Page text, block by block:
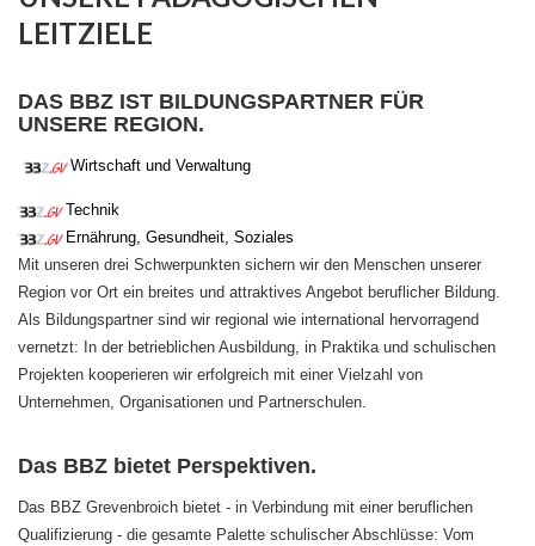
LEITZIELE
DAS BBZ IST BILDUNGSPARTNER FÜR
UNSERE REGION.
Wirtschaft und Verwaltung
Technik
Ernährung, Gesundheit, Soziales
Mit unseren drei Schwerpunkten sichern wir den Menschen unserer
Region vor Ort ein breites und attraktives Angebot beruflicher Bildung.
Als Bildungspartner sind wir regional wie international hervorragend
vernetzt: In der betrieblichen Ausbildung, in Praktika und schulischen
Projekten kooperieren wir erfolgreich mit einer Vielzahl von
Unternehmen, Organisationen und Partnerschulen.
Das BBZ bietet Perspektiven.
Das BBZ Grevenbroich bietet - in Verbindung mit einer beruflichen
Qualifizierung - die gesamte Palette schulischer Abschlüsse: Vom